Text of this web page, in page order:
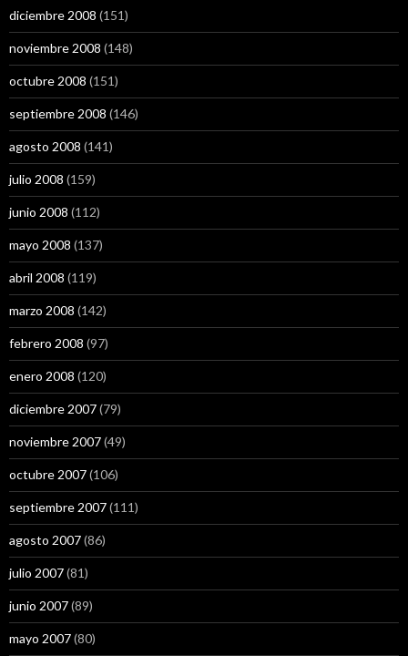
diciembre 2008 (151)
noviembre 2008 (148)
octubre 2008 (151)
septiembre 2008 (146)
agosto 2008 (141)
julio 2008 (159)
junio 2008 (112)
mayo 2008 (137)
abril 2008 (119)
marzo 2008 (142)
febrero 2008 (97)
enero 2008 (120)
diciembre 2007(79)
noviembre 2007(49)
octubre 2007(106)
septiembre 2007(111)
agosto 2007(86)
julio 2007(81)
junio 2007(89)
mayo 2007(80)